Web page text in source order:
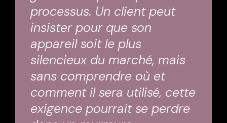
processus. Un client peut
insister pour que son
appareil soit le plus
silencieux du marché, mais
sans comprendre où et
comment il sera utilisé, cette
exigence pourrait se perdre